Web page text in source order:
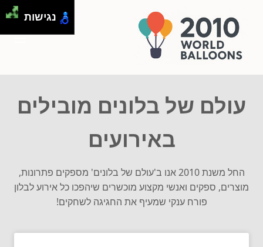
עולם של בלונים מובילים
באירועים
החל משנת 2010 אנו ב'עולם של בלונים' מספקים פתרונות,
מוצרים, ספקים ואנשי מקצוע מוכשרים שיהפכו כל אירוע לבלון
פורח ענקי שמעיף את החגיגה לשחקים!
נגישות